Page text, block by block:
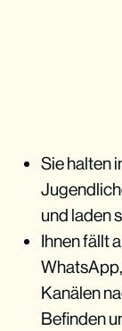
Sie halten
und laden
Ihnen fällt
Kanälen
Befinden